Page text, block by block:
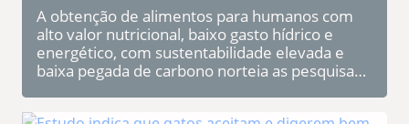
A obtenção de alimentos para humanos com
alto valor nutricional, baixo gasto hídrico e
energético, com sustentabilidade elevada e
baixa pegada de carbono norteia as pesquisas